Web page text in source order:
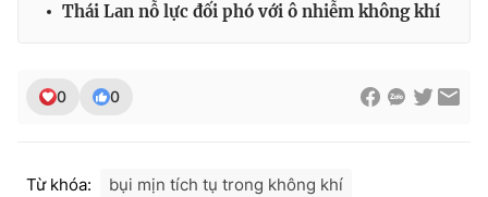
Thái Lan nỗ lực đối phó với ô nhiễm không khí
0 0
Từ khóa:
bụi mịn tích tụ trong không khí